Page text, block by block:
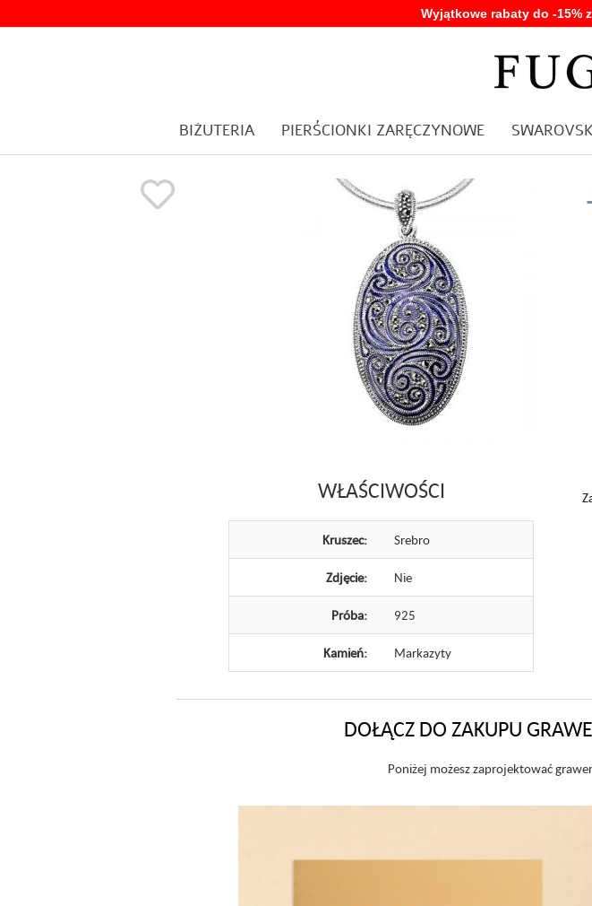
Wyjątkowe rabaty do -15%
BIŻUTERIA PIERŚCIONKI ZARĘCZYNOWE
WŁAŚCIWOŚCI
Kruszec: Srebro
Zdjęcie: Nie
Próba: 925
Kamień: Markazyty
DOŁĄCZ DO ZAKUPU
Poniżej możesz zaprojektować